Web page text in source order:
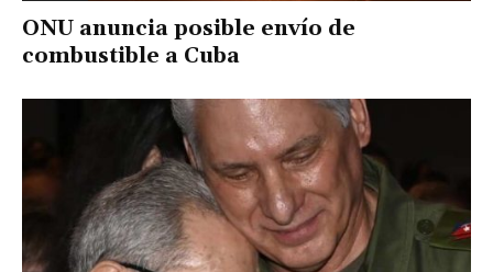
ONU anuncia posible envío de
combustible a Cuba